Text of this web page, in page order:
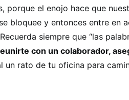
porque el enojo hace que
bloquee y entonces entre en
siempre que “las
con un colaborador,
un rato de tu oficina para